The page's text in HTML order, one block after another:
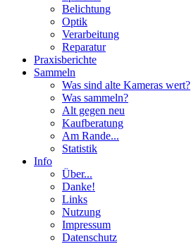
Belichtung
Optik
Verarbeitung
Reparatur
Praxisberichte
Sammeln
Was sind alte Kameras wert?
Was sammeln?
Alt gegen neu
Kaufberatung
Am Rande...
Statistik
Info
Über...
Danke!
Links
Nutzung
Impressum
Datenschutz